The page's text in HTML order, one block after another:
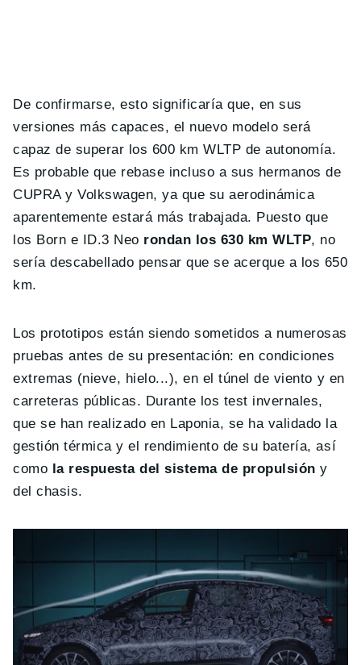
De confirmarse, esto significaría que, en sus
versiones más capaces, el nuevo modelo será
capaz de superar los 600 km WLTP de autonomía.
Es probable que rebase incluso a sus hermanos de
CUPRA y Volkswagen, ya que su aerodinámica
aparentemente estará más trabajada. Puesto que
los Born e ID.3 Neo rondan los 630 km WLTP, no
sería descabellado pensar que se acerque a los 650
km.
Los prototipos están siendo sometidos a numerosas
pruebas antes de su presentación: en condiciones
extremas (nieve, hielo...), en el túnel de viento y en
carreteras públicas. Durante los test invernales,
que se han realizado en Laponia, se ha validado la
gestión térmica y el rendimiento de su batería, así
como la respuesta del sistema de propulsión y
del chasis.